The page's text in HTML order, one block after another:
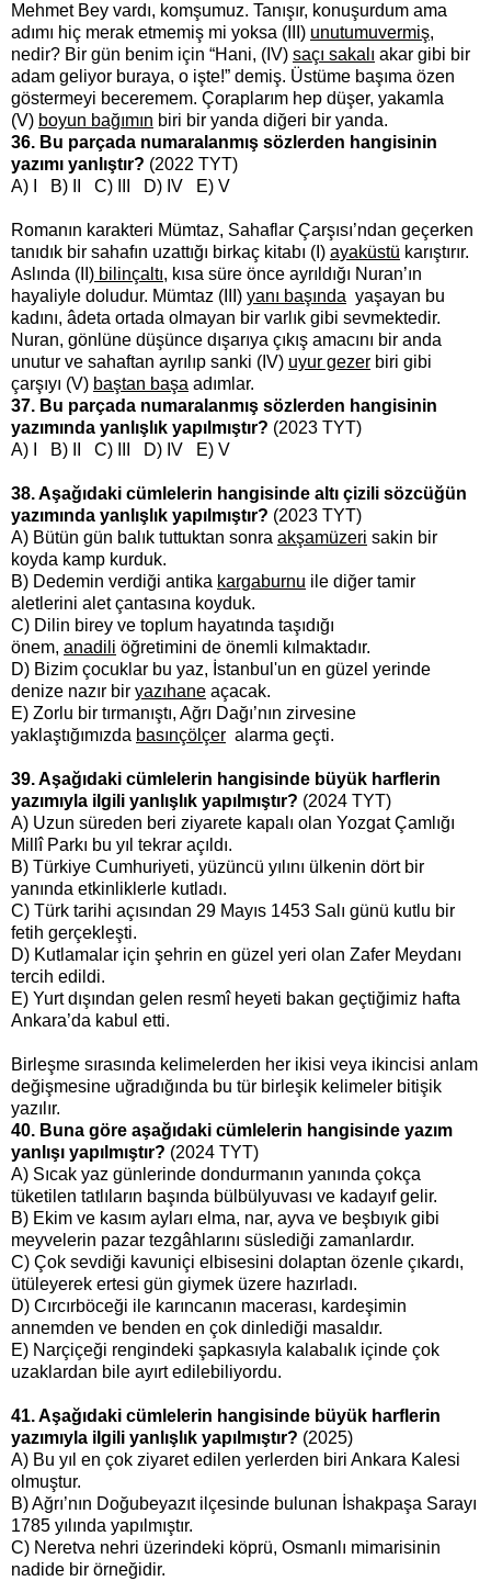
Mehmet Bey vardı, komşumuz. Tanışır, konuşurdum ama
adımı hiç merak etmemiş mi yoksa (III) unutumuvermiş,
nedir? Bir gün benim için “Hani, (IV) saçı sakalı akar gibi bir
adam geliyor buraya, o işte!” demiş. Üstüme başıma özen
göstermeyi beceremem. Çoraplarım hep düşer, yakamla
(V) boyun bağımın biri bir yanda diğeri bir yanda.
36. Bu parçada numaralanmış sözlerden hangisinin
yazımı yanlıştır? (2022 TYT)
A) I B) II C) III D) IV E) V
Romanın karakteri Mümtaz, Sahaflar Çarşısı’ndan geçerken
tanıdık bir sahafın uzattığı birkaç kitabı (I) ayaküstü karıştırır.
Aslında (II) bilinçaltı, kısa süre önce ayrıldığı Nuran’ın
hayaliyle doludur. Mümtaz (III) yanı başında yaşayan bu
kadını, âdeta ortada olmayan bir varlık gibi sevmektedir.
Nuran, gönlüne düşünce dışarıya çıkış amacını bir anda
unutur ve sahaftan ayrılıp sanki (IV) uyur gezer biri gibi
çarşıyı (V) baştan başa adımlar.
37. Bu parçada numaralanmış sözlerden hangisinin
yazımında yanlışlık yapılmıştır? (2023 TYT)
A) I B) II C) III D) IV E) V
38. Aşağıdaki cümlelerin hangisinde altı çizili sözcüğün
yazımında yanlışlık yapılmıştır? (2023 TYT)
A) Bütün gün balık tuttuktan sonra akşamüzeri sakin bir
koyda kamp kurduk.
B) Dedemin verdiği antika kargaburnu ile diğer tamir
aletlerini alet çantasına koyduk.
C) Dilin birey ve toplum hayatında taşıdığı
önem, anadili öğretimini de önemli kılmaktadır.
D) Bizim çocuklar bu yaz, İstanbul'un en güzel yerinde
denize nazır bir yazıhane açacak.
E) Zorlu bir tırmanıştı, Ağrı Dağı’nın zirvesine
yaklaştığımızda basınçölçer alarma geçti.
39. Aşağıdaki cümlelerin hangisinde büyük harflerin
yazımıyla ilgili yanlışlık yapılmıştır? (2024 TYT)
A) Uzun süreden beri ziyarete kapalı olan Yozgat Çamlığı
Millî Parkı bu yıl tekrar açıldı.
B) Türkiye Cumhuriyeti, yüzüncü yılını ülkenin dört bir
yanında etkinliklerle kutladı.
C) Türk tarihi açısından 29 Mayıs 1453 Salı günü kutlu bir
fetih gerçekleşti.
D) Kutlamalar için şehrin en güzel yeri olan Zafer Meydanı
tercih edildi.
E) Yurt dışından gelen resmî heyeti bakan geçtiğimiz hafta
Ankara’da kabul etti.
Birleşme sırasında kelimelerden her ikisi veya ikincisi anlam
değişmesine uğradığında bu tür birleşik kelimeler bitişik
yazılır.
40. Buna göre aşağıdaki cümlelerin hangisinde yazım
yanlışı yapılmıştır? (2024 TYT)
A) Sıcak yaz günlerinde dondurmanın yanında çokça
tüketilen tatlıların başında bülbülyuvası ve kadayıf gelir.
B) Ekim ve kasım ayları elma, nar, ayva ve beşbıyık gibi
meyvelerin pazar tezgâhlarını süslediği zamanlardır.
C) Çok sevdiği kavuniçi elbisesini dolaptan özenle çıkardı,
ütüleyerek ertesi gün giymek üzere hazırladı.
D) Cırcırböceği ile karıncanın macerası, kardeşimin
annemden ve benden en çok dinlediği masaldır.
E) Narçiçeği rengindeki şapkasıyla kalabalık içinde çok
uzaklardan bile ayırt edilebiliyordu.
41. Aşağıdaki cümlelerin hangisinde büyük harflerin
yazımıyla ilgili yanlışlık yapılmıştır? (2025)
A) Bu yıl en çok ziyaret edilen yerlerden biri Ankara Kalesi
olmuştur.
B) Ağrı’nın Doğubeyazıt ilçesinde bulunan İshakpaşa Sarayı
1785 yılında yapılmıştır.
C) Neretva nehri üzerindeki köprü, Osmanlı mimarisinin
nadide bir örneğidir.